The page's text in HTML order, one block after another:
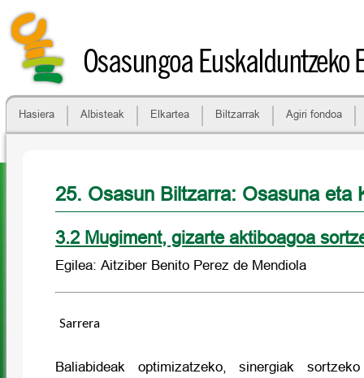
Osasungoa Euskalduntzeko
Hasiera Albisteak Elkartea Biltzarrak Agiri fondoa
25. Osasun Biltzarra: Osasuna eta
3.2 Mugiment, gizarte aktiboagoa
Egilea: Aitziber Benito Perez de Mendiola
Sarrera
Baliabideak optimizatzeko, sinergiak